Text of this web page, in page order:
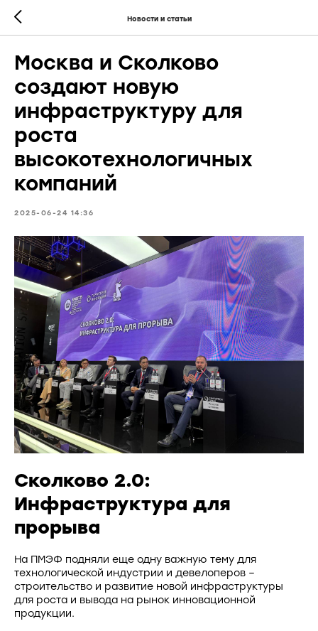
Новости и статьи
Москва и Сколково
создают новую
инфраструктуру для
роста
высокотехнологичных
компаний
2025-06-24 14:36
Сколково 2.0:
Инфраструктура для
прорыва
На ПМЭФ подняли еще одну важную тему для
технологической индустрии и девелоперов –
строительство и развитие новой инфраструктуры
для роста и вывода на рынок инновационной
продукции.